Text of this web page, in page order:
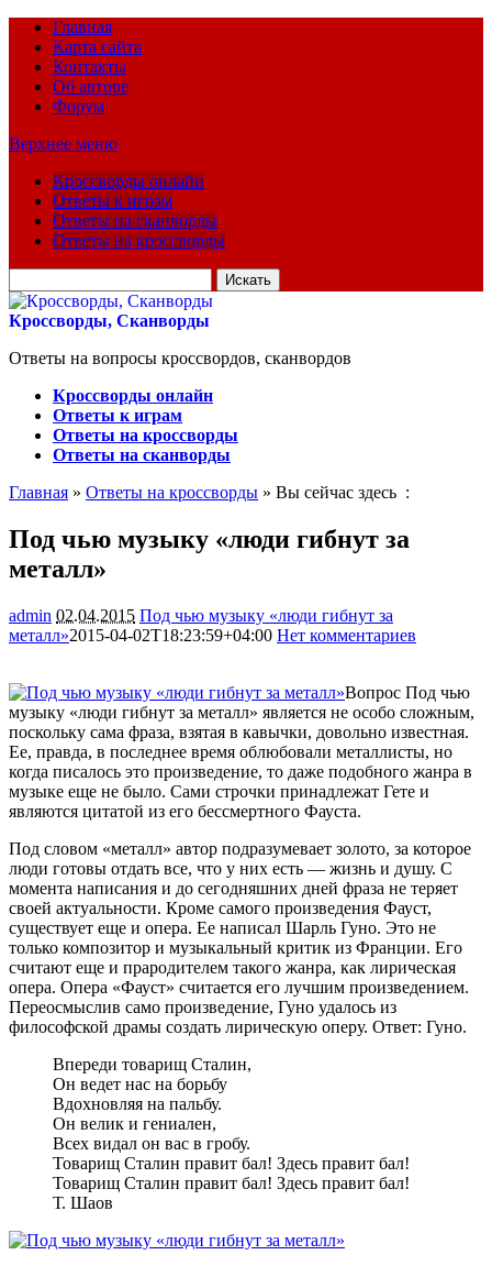
Главная
Карта сайта
Контакты
Об авторе
Форум
Верхнее меню
Кроссворды онлайн
Ответы к играм
Ответы на сканворды
Ответы на кроссворды
для:
Кроссворды, Сканворды
Ответы на вопросы кроссвордов, сканвордов
Кроссворды онлайн
Ответы к играм
Ответы на кроссворды
Ответы на сканворды
Главная » Ответы на кроссворды » Вы сейчас здесь :
Под чью музыку «люди гибнут за
металл»
admin 02.04.2015 Под чью музыку «люди гибнут за
металл»2015-04-02T18:23:59+04:00 Нет комментариев
Вопрос Под чью
музыку «люди гибнут за металл» является не особо сложным,
поскольку сама фраза, взятая в кавычки, довольно известная.
Ее, правда, в последнее время облюбовали металлисты, но
когда писалось это произведение, то даже подобного жанра в
музыке еще не было. Сами строчки принадлежат Гете и
являются цитатой из его бессмертного Фауста.
Под словом «металл» автор подразумевает золото, за которое
люди готовы отдать все, что у них есть — жизнь и душу. С
момента написания и до сегодняшних дней фраза не теряет
своей актуальности. Кроме самого произведения Фауст,
существует еще и опера. Ее написал Шарль Гуно. Это не
только композитор и музыкальный критик из Франции. Его
считают еще и прародителем такого жанра, как лирическая
опера. Опера «Фауст» считается его лучшим произведением.
Переосмыслив само произведение, Гуно удалось из
философской драмы создать лирическую оперу. Ответ: Гуно.
Впереди товарищ Сталин,
Он ведет нас на борьбу
Вдохновляя на пальбу.
Он велик и гениален,
Всех видал он вас в гробу.
Товарищ Сталин правит бал! Здесь правит бал!
Товарищ Сталин правит бал! Здесь правит бал!
Т. Шаов